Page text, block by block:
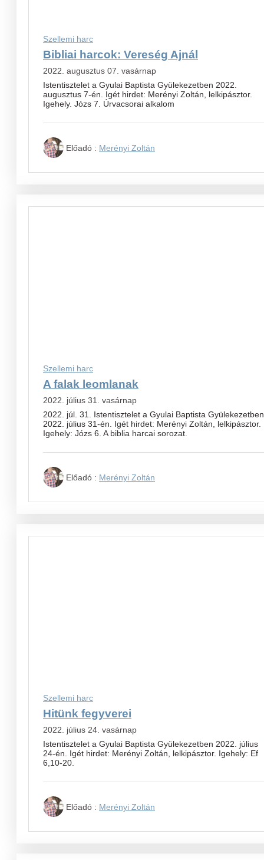
Szellemi harc
Bibliai harcok: Vereség Ajnál
2022. augusztus 07. vasárnap
Istentisztelet a Gyulai Baptista Gyülekezetben 2022.
augusztus 7-én. Igét hirdet: Merényi Zoltán, lelkipásztor.
Igehely. Józs 7. Úrvacsorai alkalom
Előadó : Merényi Zoltán
Szellemi harc
A falak leomlanak
2022. július 31. vasárnap
2022. júl. 31. Istentisztelet a Gyulai Baptista Gyülekezetben
2022. július 31-én. Igét hirdet: Merényi Zoltán, lelkipásztor.
Igehely: Józs 6. A biblia harcai sorozat.
Előadó : Merényi Zoltán
Szellemi harc
Hitünk fegyverei
2022. július 24. vasárnap
Istentisztelet a Gyulai Baptista Gyülekezetben 2022. július
24-én. Igét hirdet: Merényi Zoltán, lelkipásztor. Igehely: Ef
6,10-20.
Előadó : Merényi Zoltán